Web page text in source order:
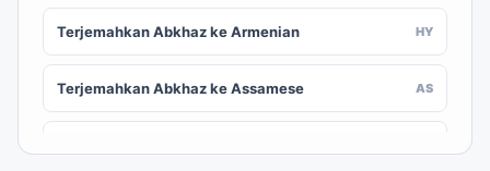
Terjemahkan Abkhaz ke Armenian HY
Terjemahkan Abkhaz ke Assamese AS